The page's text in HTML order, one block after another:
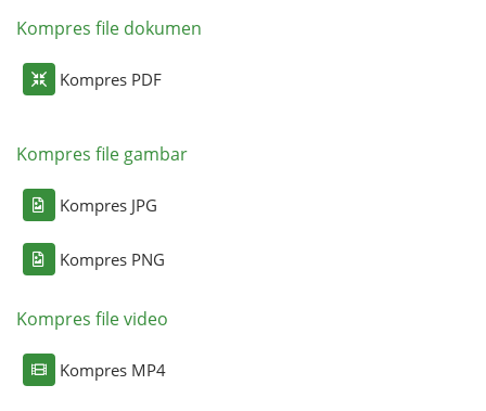
Kompres file dokumen
Kompres PDF
Kompres file gambar
Kompres JPG
Kompres PNG
Kompres file video
Kompres MP4